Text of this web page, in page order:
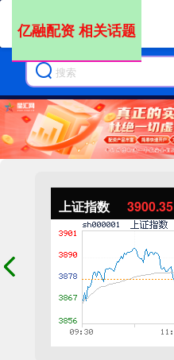
上证指数 3900.35
亿融配资 相关话题